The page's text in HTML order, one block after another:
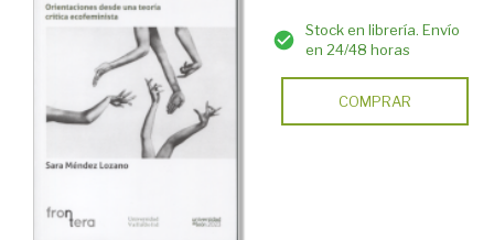
Stock en librería. Envío
en 24/48 horas
COMPRAR